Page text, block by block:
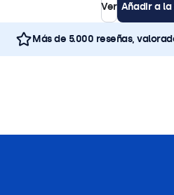
Ver Añadir a
Más de 5.000 reseñas,